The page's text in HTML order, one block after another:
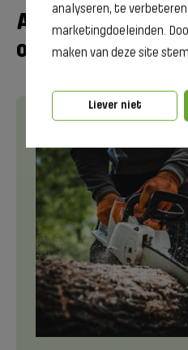
analyseren, te
marketingdoeleinden.
maken van deze site
Liever niet
Andere
opleidingen